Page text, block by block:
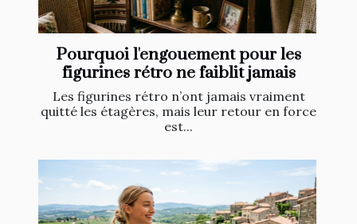
Pourquoi l'engouement pour les
figurines rétro ne faiblit jamais
Les figurines rétro n’ont jamais vraiment
quitté les étagères, mais leur retour en force
est...